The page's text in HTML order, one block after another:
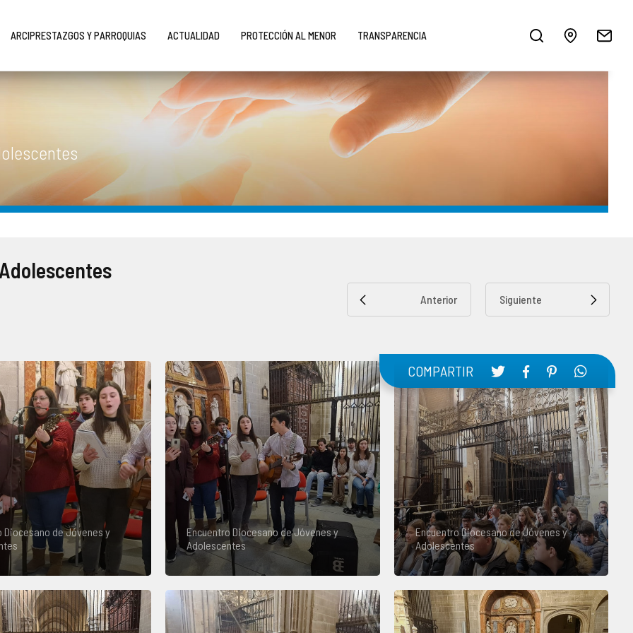
ARCIPRESTAZGOS Y PARROQUIAS ACTUALIDAD PROTECCIÓN AL MENOR TRANSPARENCIA
Anterior Siguiente
COMPARTIR
Diocesano de Jóvenes y
Encuentro Diocesano de Jóvenes y
Adolescentes
Encuentro Diocesano de Jóvenes y
Adolescentes